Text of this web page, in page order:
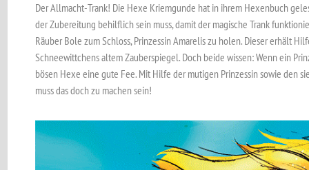
Der Allmacht-Trank! Die Hexe Kriemgunde hat in ihrem Hexen­buch
der Zubereitung behilflich sein muss, damit der magische Trank
Räuber Bole zum Schloss, Prinzessin Amarelis zu holen. Dieser erhält
Schneewittchens altem Zauber­spiegel. Doch beide wissen: Wenn ein
bösen Hexe eine gute Fee. Mit Hilfe der mutigen Prinzessin sowie den
muss das doch zu machen sein!